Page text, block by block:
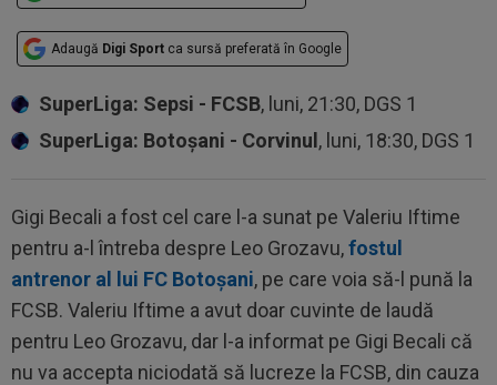
Adaugă Digi Sport ca sursă preferată în Google
SuperLiga: Sepsi - FCSB, luni, 21:30, DGS 1
SuperLiga: Botoșani - Corvinul , luni, 18:30, DGS 1
Gigi Becali a fost cel care l-a sunat pe Valeriu Iftime
pentru a-l întreba despre Leo Grozavu,fostul
antrenor al lui FC Botoșani, pe care voia să-l pună la
FCSB. Valeriu Iftime a avut doar cuvinte de laudă
pentru Leo Grozavu, dar l-a informat pe Gigi Becali că
nu va accepta niciodată să lucreze la FCSB, din cauza